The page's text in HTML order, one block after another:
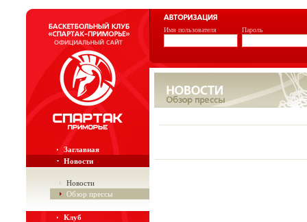
Имя пользователя Пароль
Заглавная
Новости
Новости
Обзор прессы
Клуб